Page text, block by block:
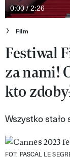
Kultura
Wideo
Nasze akcje
VIVA!ART
VIVA!MODA
VIVA!PEOPLE POWER
0:00 / 2:26
Film
Festiwal
za nami!
kto
Wszystko stało
FOT. PASCAL LE